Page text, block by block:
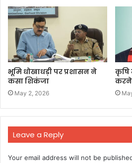
भूमि धोखाधड़ी पर प्रशासन ने
कसा शिकंजा
May 2, 2026
कृषि
करने
Leave a Reply
Your email address will not be